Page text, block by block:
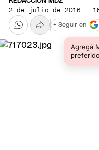
REDACCIÓN MDZ
2 de julio de 2016 ·
Agregá
+ Seguir en